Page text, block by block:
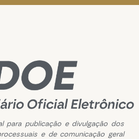
para publicação e divulgação dos
e de comunicação geral